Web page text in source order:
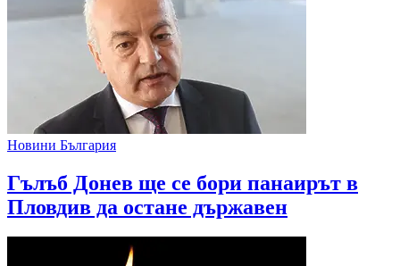
Новини България
Гълъб Донев ще се бори панаирът в
Пловдив да остане държавен